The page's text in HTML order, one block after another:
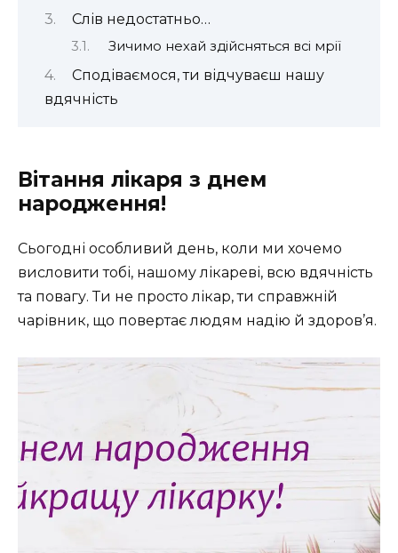
Слів недостатньо…
Зичимо нехай здійсняться всі мрії
Сподіваємося, ти відчуваєш нашу
вдячність
Вітання лікаря з днем
народження!
Сьогодні особливий день, коли ми хочемо
висловити тобі, нашому лікареві, всю вдячність
та повагу. Ти не просто лікар, ти справжній
чарівник, що повертає людям надію й здоров’я.